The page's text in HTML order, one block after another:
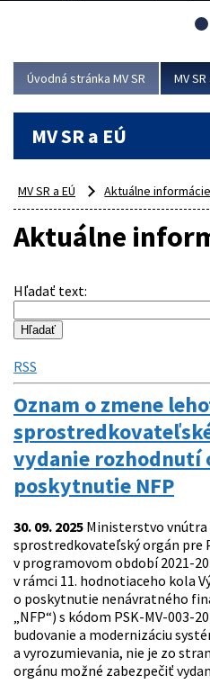
aj interiéru, kde vznikli nové
Viac
Úvodná stránka MV SR MV SR
MV SR a EÚ
MV SR a EÚ Aktuálne informácie
Aktuálne
Hľadať text:
RSS
Oznam o zmene
vydanie rozhodnutí
poskytnutie NFP
30. 09. 2025 Ministerstvo vnútra
sprostredkovateľský orgán pre
v programovom období 2021-
v rámci 11. hodnotiaceho kola
o poskytnutie nenávratného
„NFP“) s kódom PSK-MV-003-
budovanie a modernizáciu
a vyrozumievania, nie je zo
orgánu možné zabezpečiť